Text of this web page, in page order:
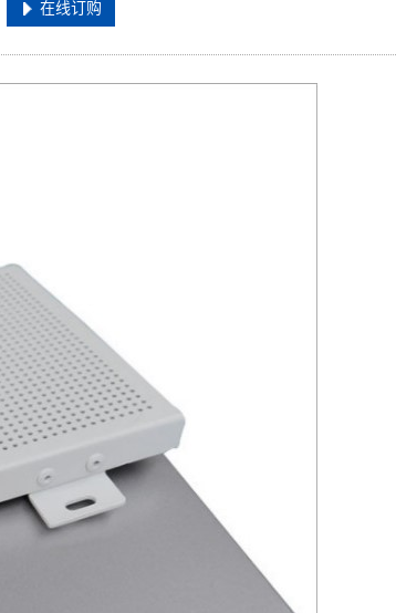
在线订购